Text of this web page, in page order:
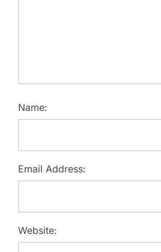
Name:
Email Address:
Website: